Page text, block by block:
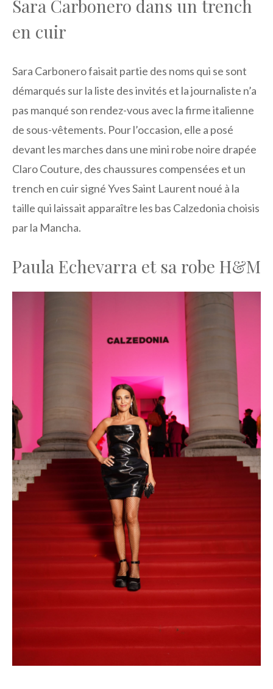
Sara Carbonero dans un trench
en cuir
Sara Carbonero faisait partie des noms qui se sont
démarqués sur la liste des invités et la journaliste n’a
pas manqué son rendez-vous avec la firme italienne
de sous-vêtements. Pour l’occasion, elle a posé
devant les marches dans une mini robe noire drapée
Claro Couture, des chaussures compensées et un
trench en cuir signé Yves Saint Laurent noué à la
taille qui laissait apparaître les bas Calzedonia choisis
par la Mancha.
Paula Echevarra et sa robe H&M